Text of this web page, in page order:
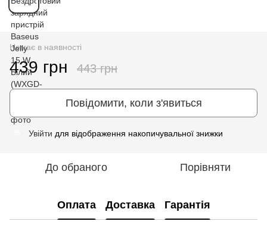
Немає в наявності
439 грн 443 грн
Повідомити, коли з'явиться
Увійти для відображення накопичувальної знижки
До обраного Порівняти
Оплата Доставка Гарантія